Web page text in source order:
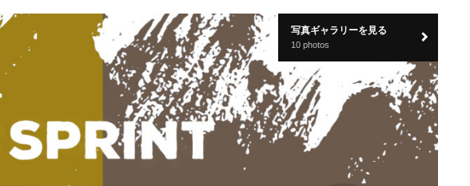
写真ギャラリーを見る
10 photos